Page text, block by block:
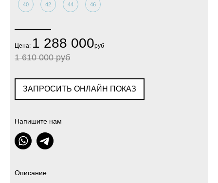
40 42 44 46
Цена: 1 288 000руб
1 610 000 руб
ЗАПРОСИТЬ ОНЛАЙН ПОКАЗ
Напишите нам
Описание